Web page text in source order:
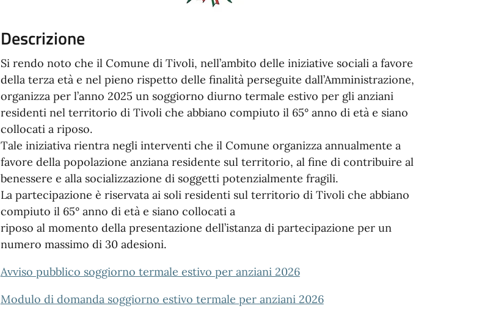
Descrizione
Si rendo noto che il Comune di Tivoli, nell’ambito delle iniziative sociali a favore
della terza età e nel pieno rispetto delle finalità perseguite dall’Amministrazione,
organizza per l’anno 2025 un soggiorno diurno termale estivo per gli anziani
residenti nel territorio di Tivoli che abbiano compiuto il 65° anno di età e siano
collocati a riposo.
Tale iniziativa rientra negli interventi che il Comune organizza annualmente a
favore della popolazione anziana residente sul territorio, al fine di contribuire al
benessere e alla socializzazione di soggetti potenzialmente fragili.
La partecipazione è riservata ai soli residenti sul territorio di Tivoli che abbiano
compiuto il 65° anno di età e siano collocati a
riposo al momento della presentazione dell’istanza di partecipazione per un
numero massimo di 30 adesioni.
Avviso pubblico soggiorno termale estivo per anziani 2026
Modulo di domanda soggiorno estivo termale per anziani 2026